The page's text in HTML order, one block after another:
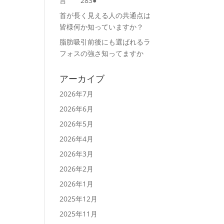
首が長く見える人の共通点は
皆様何か知っていますか？
脂肪吸引前後にも選ばれるラ
フォスの強さ知ってますか
アーカイブ
2026年7月
2026年6月
2026年5月
2026年4月
2026年3月
2026年2月
2026年1月
2025年12月
2025年11月